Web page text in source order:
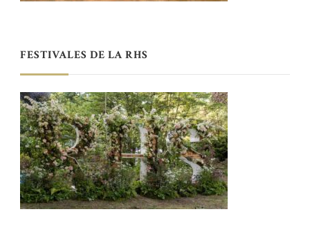
FESTIVALES DE LA RHS